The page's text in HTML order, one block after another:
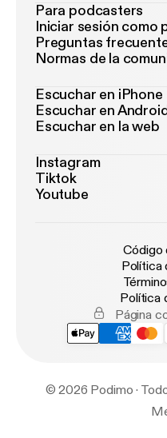
Para podcasters
Iniciar sesión como
Preguntas
Normas de la
Escuchar en iPhone
Escuchar en
Escuchar en la web
Instagram
Tiktok
Youtube
Código
Política
Política
Página
© 2026 Podimo ·